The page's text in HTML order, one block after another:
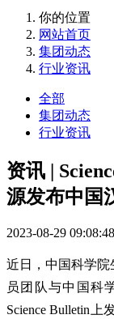
你的位置
网站首页
集团动态
行业资讯
全部
集团动态
行业资讯
资讯 |
源发布中国
2023-08-29 09:08:48
近日，中国科学
员团队与中国科
Science Bulletin上